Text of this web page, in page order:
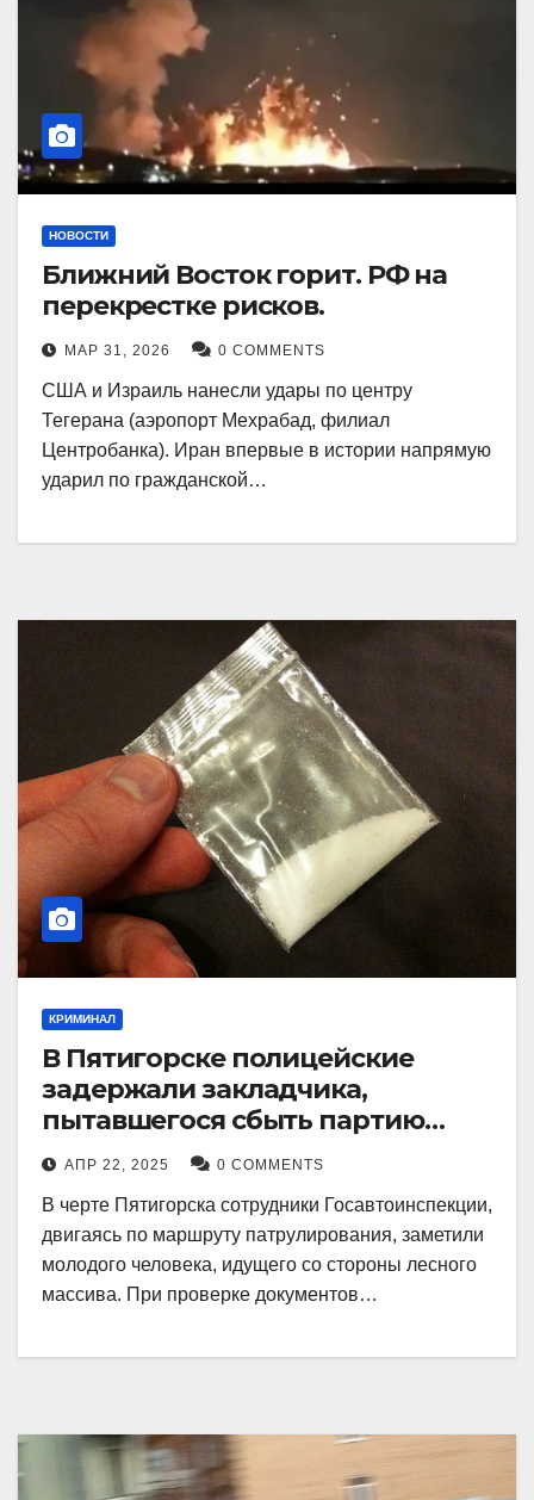
НОВОСТИ
Ближний Восток горит. РФ на
перекрестке рисков.
МАР 31, 2026 0 COMMENTS
США и Израиль нанесли удары по центру
Тегерана (аэропорт Мехрабад, филиал
Центробанка). Иран впервые в истории напрямую
ударил по гражданской…
КРИМИНАЛ
В Пятигорске полицейские
задержали закладчика,
пытавшегося сбыть партию
синтетического наркотика
АПР 22, 2025 0 COMMENTS
В черте Пятигорска сотрудники Госавтоинспекции,
двигаясь по маршруту патрулирования, заметили
молодого человека, идущего со стороны лесного
массива. При проверке документов…